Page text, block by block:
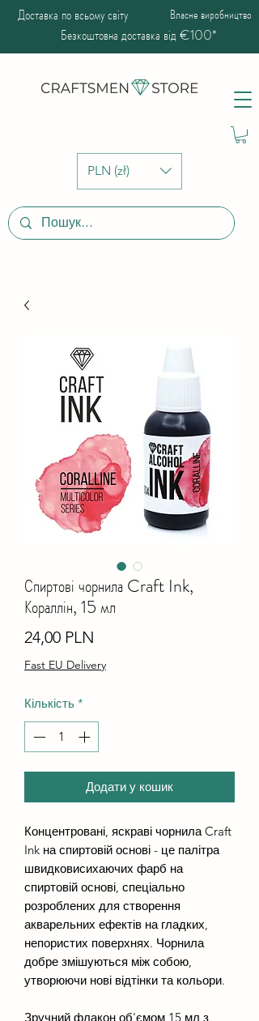
PLN (zł)
Доставка по всьому світу Власне виробництво
Безкоштовна доставка від €100*
Спиртові чорнила Craft Ink,
Кораллін, 15 мл
24,00 PLN
Fast EU Delivery
Кількість *
Додати у кошик
Концентровані, яскраві чорнила Craft
Ink на спиртовій основі - це палітра
швидковисихаючих фарб на
спиртовій основі, спеціально
розроблених для створення
акварельних ефектів на гладких,
непористих поверхнях. Чорнила
добре змішуються між собою,
утворюючи нові відтінки та кольори.
Зручний флакон об'ємом 15 мл з